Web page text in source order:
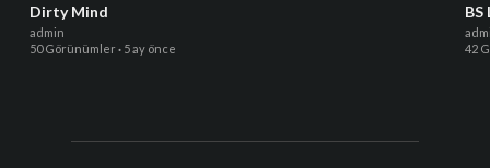
Dirty Mind
admin
50 Görünümler· 5 ay önce
BS
42